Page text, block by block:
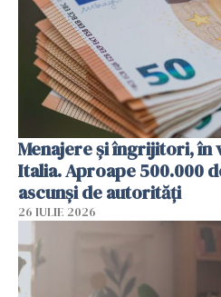
Menajere și îngrijitori, în
Italia. Aproape 500.000
ascunși de autorități
26 IULIE 2026